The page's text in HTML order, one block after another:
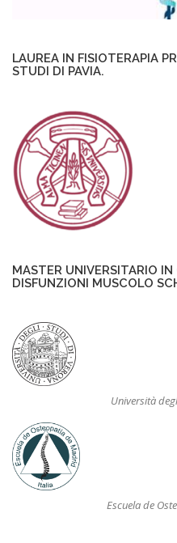
LAUREA IN FISIOTERAPIA
STUDI DI PAVIA.
MASTER UNIVERSITARIO
DISFUNZIONI MUSCOLO
Università
Escuela de